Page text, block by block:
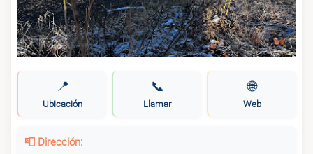
📍
Ubicación
📞
Llamar
🌐
Web
📮 Dirección: